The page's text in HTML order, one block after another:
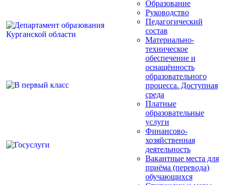
Образование
Руководство
Педагогический
состав
Материально-
техническое
обеспечение и
оснащённость
образовательного
процесса. Доступная
среда
Платные
образовательные
услуги
Финансово-
хозяйственная
деятельность
Вакантные места для
приёма (перевода)
обучающихся